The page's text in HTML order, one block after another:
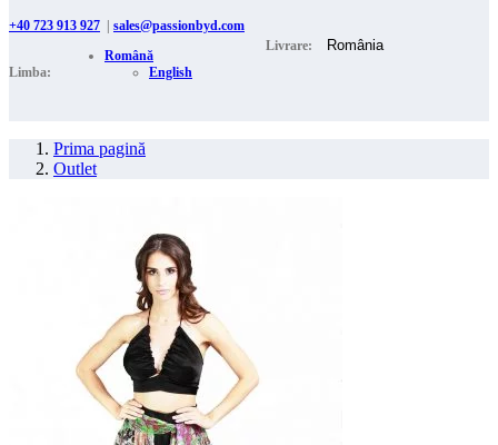
+40 723 913 927 sales@passionbyd.com
Limba:
Română
English
Livrare:
Prima pagină
Outlet